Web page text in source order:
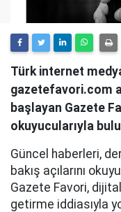
Türk internet
gazetefavori.com
başlayan Gazete
okuyucularıyla
Güncel haberleri,
bakış açılarını
Gazete Favori,
getirme iddiasıyla